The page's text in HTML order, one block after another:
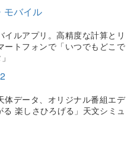
モバイル
イルアプリ。高精度な計算とリ
ートフォンで「いつでもどこで
体データ、オリジナル番組エデ
る 楽しさひろげる」天文シミュ